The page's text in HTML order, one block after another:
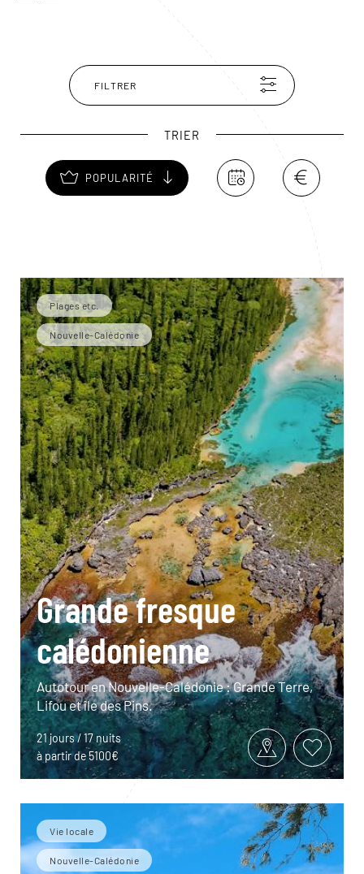
trous d’eau. Sans oublier, l’accueil chaleureux des
kanaks qui ont conservé leur culture ancestrale comme
nulle part ailleurs en Nouvelle-Calédonie.
FILTRER
TRIER
POPULARITÉ
Plages etc.
Nouvelle-Calédonie
Grande fresque
calédonienne
Autotour en Nouvelle-Calédonie : Grande Terre,
Lifou et île des Pins.
21 jours / 17 nuits
à partir de 5100€
Vie locale
Nouvelle-Calédonie